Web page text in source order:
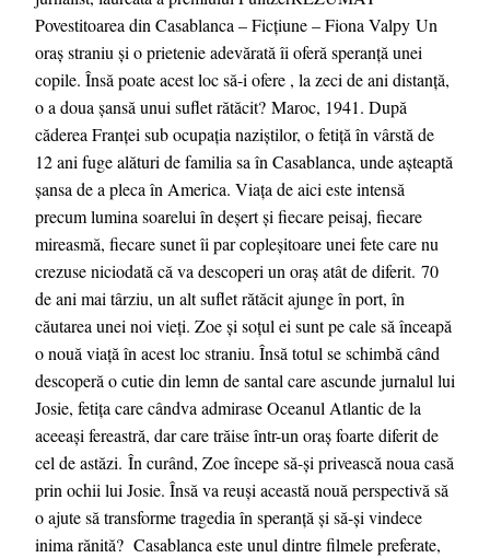
Povestitoarea din Casablanca – Ficțiune – Fiona Valpy Un
oraș straniu și o prietenie adevărată îi oferă speranță unei
copile. Însă poate acest loc să-i ofere , la zeci de ani distanță,
o a doua șansă unui suflet rătăcit? Maroc, 1941. După
căderea Franței sub ocupația naziștilor, o fetiță în vârstă de
12 ani fuge alături de familia sa în Casablanca, unde așteaptă
șansa de a pleca în America. Viața de aici este intensă
precum lumina soarelui în deşert și fiecare peisaj, fiecare
mireasmă, fiecare sunet îi par copleșitoare unei fete care nu
crezuse niciodată că va descoperi un oraș atât de diferit. 70
de ani mai târziu, un alt suflet rătăcit ajunge în port, în
căutarea unei noi vieți. Zoe și soțul ei sunt pe cale să înceapă
o nouă viață în acest loc straniu. Însă totul se schimbă când
descoperă o cutie din lemn de santal care ascunde jurnalul lui
Josie, fetița care cândva admirase Oceanul Atlantic de la
aceeași fereastră, dar care trăise într-un oraș foarte diferit de
cel de astăzi. În curând, Zoe începe să-și privească noua casă
prin ochii lui Josie. Însă va reuși această nouă perspectivă să
o ajute să transforme tragedia în speranță și să-și vindece
inima rănită? Casablanca este unul dintre filmele preferate,